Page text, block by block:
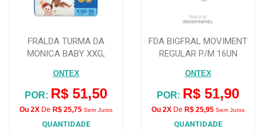
FRALDA TURMA DA
MONICA BABY XXG,
ONTEX
POR: R$ 51,50
Ou 2X De R$ 25,75 Sem Juros
QUANTIDADE
FDA BIGFRAL MOVIMENT
REGULAR P/M 16UN
ONTEX
POR: R$ 51,90
Ou 2X De R$ 25,95 Sem Juros
QUANTIDADE